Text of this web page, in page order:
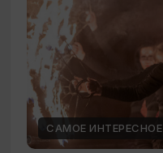
САМОЕ ИНТЕРЕСНОЕ